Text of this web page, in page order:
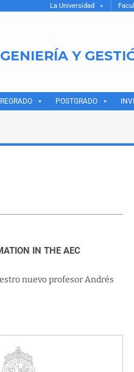
La Universidad
Y
POSTGRADO
IN THE AEC
nuevo profesor Andrés